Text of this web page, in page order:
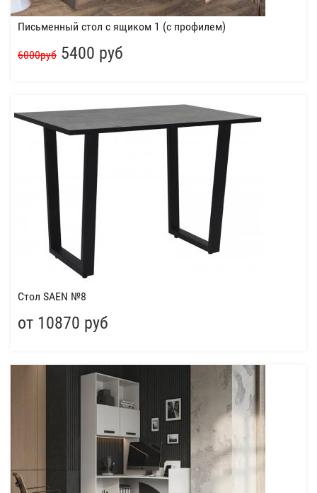
Письменный стол с ящиком 1 (с профилем)
6000руб 5400 руб
Cтол SAEN №8
от 10870 руб